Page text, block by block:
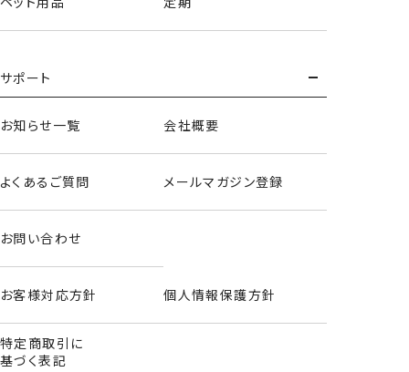
サポート
お知らせ一覧 会社概要
よくあるご質問 メールマガジン登録
お問い合わせ
お客様対応方針 個人情報保護方針
特定商取引に
基づく表記